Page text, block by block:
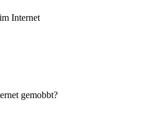
Internet
gemobbt?